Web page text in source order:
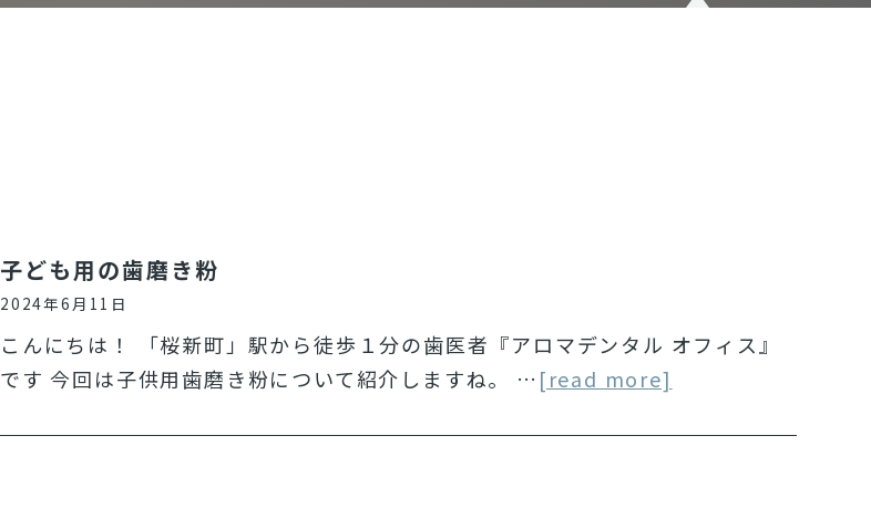
子ども用の歯磨き粉
2024年6月11日
こんにちは！ 「桜新町」駅から徒歩１分の歯医者『アロマデンタル オフィス』
です 今回は子供用歯磨き粉について紹介しますね。 … [read more]